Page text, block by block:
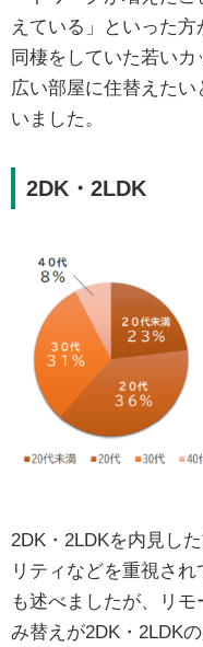
えている」といった
同棲をしていた若い
広い部屋に住替えた
いました。
2DK・2LDK
2DK・2LDKを内見し
リティなどを重視さ
も述べましたが、リ
み替えが2DK・2LDK